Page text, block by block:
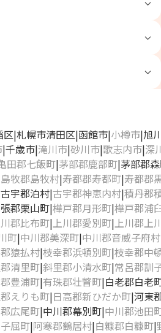
区 札幌市清田区 函館市 小樽市 旭
千歳市 滝川市 砂川市 歌志内市 深
田郡七飯町 茅部郡鹿部町 茅部郡
島牧郡島牧村 寿都郡寿都町 寿都郡
古宇郡泊村 古宇郡神恵内村 積丹郡
郡栗山町 樺戸郡月形町 樺戸郡浦
郡比布町 上川郡愛別町 上川郡上
町 中川郡美深町 中川郡音威子府村
猿払村 枝幸郡浜頓別町 枝幸郡中
清里町 斜里郡小清水町 常呂郡訓
豊浦町 有珠郡壮瞥町 白老郡白老
えりも町 日高郡新ひだか町 河東
広尾町 中川郡幕別町 中川郡池田
屈町 阿寒郡鶴居村 白糠郡白糠町